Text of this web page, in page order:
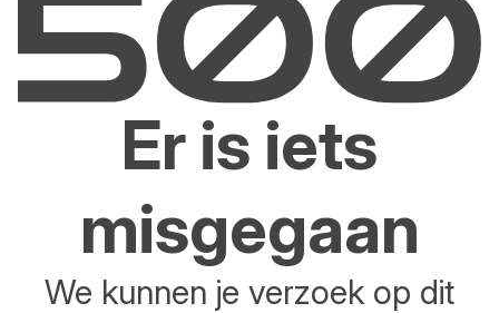
Er is iets
misgegaan
We kunnen je verzoek op dit